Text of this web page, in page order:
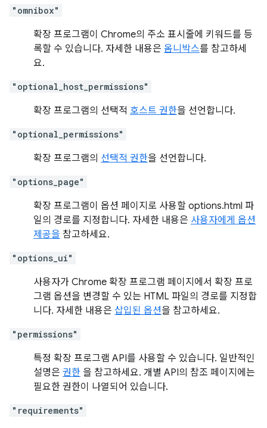
"omnibox"
확장 프로그램이 Chrome의 주소 표시줄에 키워드를 등
록할 수 있습니다. 자세한 내용은 옴니박스를 참고하세
요.
"optional_host_permissions"
확장 프로그램의 선택적 호스트 권한을 선언합니다.
"optional_permissions"
확장 프로그램의 선택적 권한을 선언합니다.
"options_page"
확장 프로그램이 옵션 페이지로 사용할 options.html 파
일의 경로를 지정합니다. 자세한 내용은 사용자에게 옵션
제공을 참고하세요.
"options_ui"
사용자가 Chrome 확장 프로그램 페이지에서 확장 프로
그램 옵션을 변경할 수 있는 HTML 파일의 경로를 지정합
니다. 자세한 내용은 삽입된 옵션을 참고하세요.
"permissions"
특정 확장 프로그램 API를 사용할 수 있습니다. 일반적인
설명은 권한 을 참고하세요. 개별 API의 참조 페이지에는
필요한 권한이 나열되어 있습니다.
"requirements"